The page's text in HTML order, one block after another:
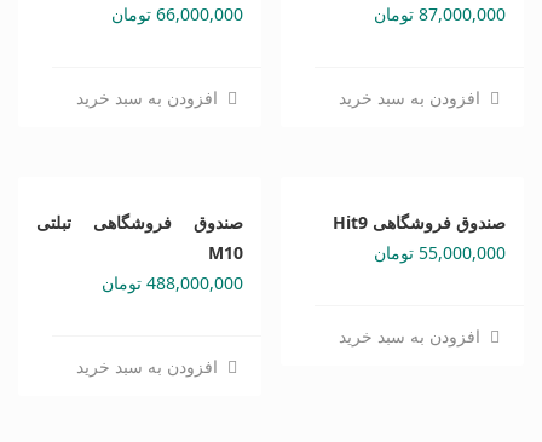
87,000,000 تومان
افزودن به سبد خرید
66,000,000 تومان
افزودن به سبد خرید
صندوق فروشگاهی Hit9
55,000,000 تومان
افزودن به سبد خرید
صندوق فروشگاهی تبلتی
M10
488,000,000 تومان
افزودن به سبد خرید